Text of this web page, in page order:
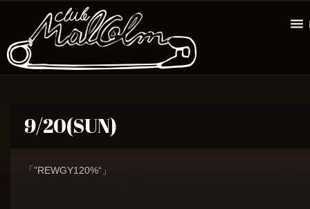
9/20(SUN)
「”REWGY120%“」